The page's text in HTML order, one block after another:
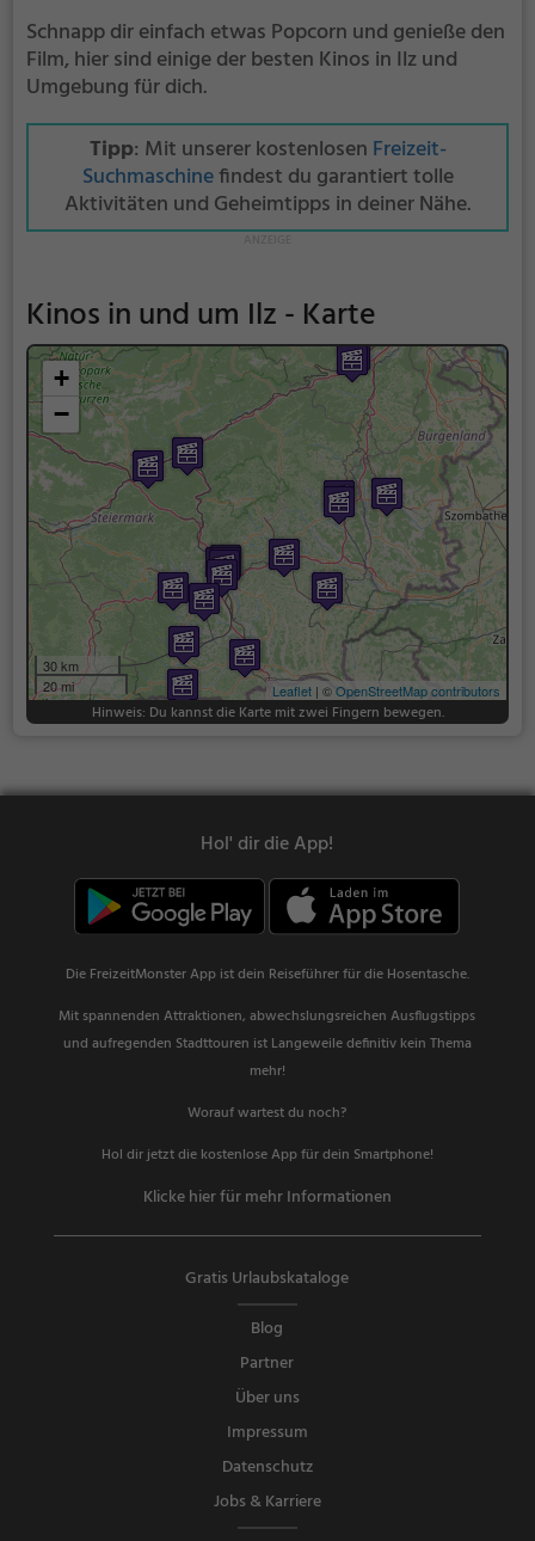
Schnapp dir einfach etwas Popcorn und genieße den
Film, hier sind einige der besten Kinos in Ilz und
Umgebung für dich.
Tipp: Mit unserer kostenlosen Freizeit-
Suchmaschinefindest du garantiert tolle
Aktivitäten und Geheimtipps in deiner Nähe.
Kinos in und um Ilz - Karte
+
−
30 km
20 mi
Leaflet | ©OpenStreetMap contributors
Hinweis: Du kannst die Karte mit zwei Fingern bewegen.
Hol' dir die App!
Die FreizeitMonster App ist dein Reiseführer für die Hosentasche.
Mit spannenden Attraktionen, abwechslungsreichen Ausflugstipps
und aufregenden Stadttouren ist Langeweile definitiv kein Thema
mehr!
Worauf wartest du noch?
Hol dir jetzt die kostenlose App für dein Smartphone!
Klicke hier für mehr Informationen
Gratis Urlaubskataloge
Blog
Partner
Über uns
Impressum
Datenschutz
Jobs & Karriere